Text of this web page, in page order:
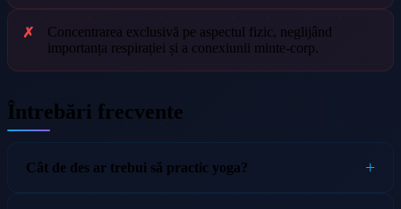
Concentrarea exclusivă pe aspectul fizic, neglijând
importanța respirației și a conexiunii minte-corp.
Întrebări frecvente
Cât de des ar trebui să practic yoga?